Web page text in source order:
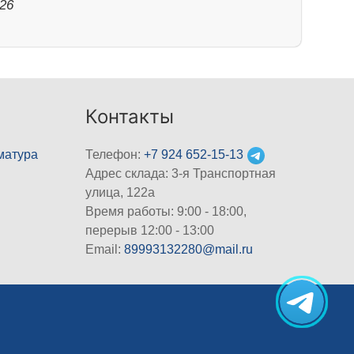
Контакты
Телефон:+7 924 652-15-13
Адрес склада: 3-я Транспортная
улица, 122а
Время работы: 9:00 - 18:00,
перерыв 12:00 - 13:00
Email:89993132280@mail.ru